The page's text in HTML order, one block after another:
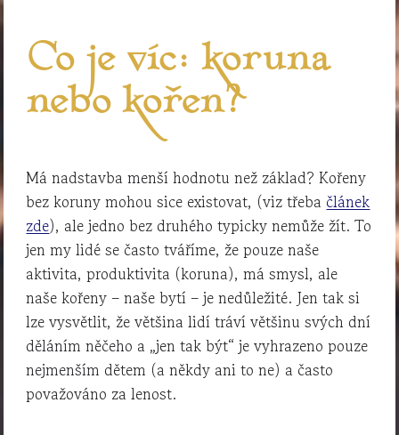
Co je víc: koruna
nebo kořen?
Má nadstavba menší hodnotu než základ? Kořeny
bez koruny mohou sice existovat, (viz třeba článek
zde), ale jedno bez druhého typicky nemůže žít. To
jen my lidé se často tváříme, že pouze naše
aktivita, produktivita (koruna), má smysl, ale
naše kořeny – naše bytí – je nedůležité. Jen tak si
lze vysvětlit, že většina lidí tráví většinu svých dní
děláním něčeho a „jen tak být“ je vyhrazeno pouze
nejmenším dětem (a někdy ani to ne) a často
považováno za lenost.